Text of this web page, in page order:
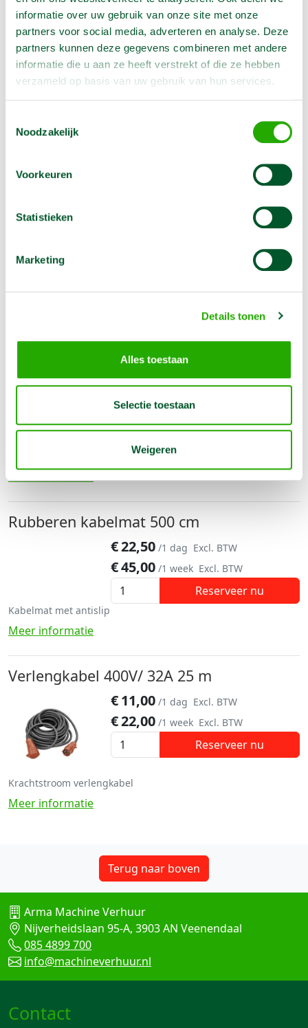
informatie over uw gebruik van onze site met onze
partners voor social media, adverteren en analyse. Deze
partners kunnen deze gegevens combineren met andere
informatie die u aan ze heeft verstrekt of die ze hebben
verzameld op basis van uw gebruik van hun services.
Noodzakelijk
Voorkeuren
Statistieken
Marketing
Details tonen
Alles toestaan
Selectie toestaan
Weigeren
Opties
Rubberen kabelmat 100 cm
€4,50 /1 dag Excl. BTW
Reserveer nu
Meer informatie
Rubberen kabelmat 200 cm
Rubberen kabelmat 300 cm
€10,50
€21,00
Reserveer nu
Meer informatie
Rubberen kabelmat 500 cm
€22,50 /1 dag Excl. BTW
€45,00 /1 week Excl. BTW
Reserveer nu
Kabelmat met antislip
Meer informatie
Verlengkabel 400V/ 32A 25 m
€11,00 /1 dag Excl. BTW
€22,00 /1 week Excl. BTW
Reserveer nu
Krachtstroom verlengkabel
Meer informatie
Terug naar boven
Arma Machine Verhuur
Nijverheidslaan 95-A, 3903 AN Veenendaal
085 4899 700
info@machineverhuur.nl
Contact